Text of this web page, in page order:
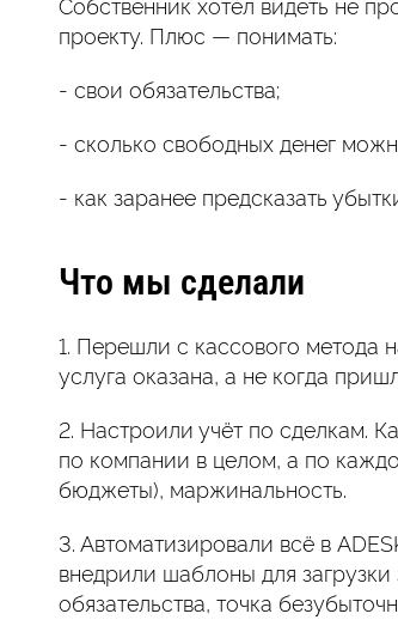
проекту. Плюс — понимать:
- свои обязательства;
- сколько свободных денег
- как заранее предсказать
Что мы сделали
1. Перешли с кассового метода
услуга оказана, а не когда
2. Настроили учёт по сделкам.
по компании в целом, а по
бюджеты), маржинальность.
3. Автоматизировали всё в
внедрили шаблоны для загрузки
обязательства, точка